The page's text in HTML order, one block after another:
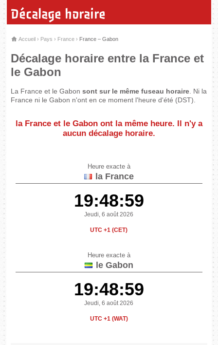
Décalage horaire
Accueil › Pays › France › France – Gabon
Décalage horaire entre la France et
le Gabon
La France et le Gabonsont sur le même fuseau horaire . Ni la
France ni le Gabon n'ont en ce moment l'heure d'été (DST).
la France et le Gabon ont la même heure. Il n'y a
aucun décalage horaire.
Heure exacte à
la France
19:48:59
Jeudi, 6 août 2026
UTC +1 (CET)
Heure exacte à
le Gabon
19:48:59
Jeudi, 6 août 2026
UTC +1 (WAT)